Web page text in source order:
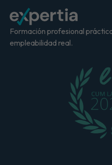
Formación profesional
empleabilidad real.